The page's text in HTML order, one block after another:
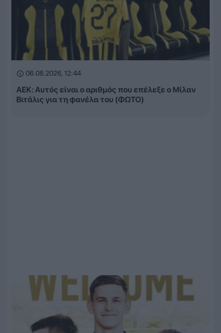
06.08.2026, 12:44
ΑΕΚ: Αυτός είναι ο αριθμός που επέλεξε ο Μίλαν
Βιτάλις για τη φανέλα του (ΦΩΤΟ)